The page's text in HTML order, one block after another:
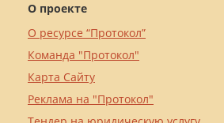
О проекте
О ресурсе “Протокол”
Команда "Протокол"
Карта Сайту
Реклама на "Протокол"